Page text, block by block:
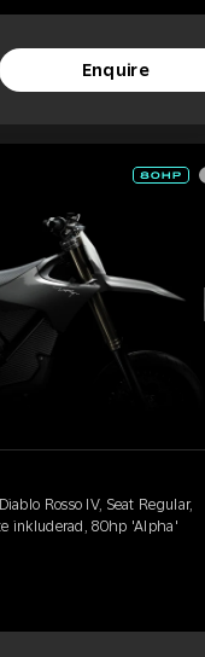
Enquire
Rosso IV, Seat Regular,
inkluderad, 80hp 'Alpha'